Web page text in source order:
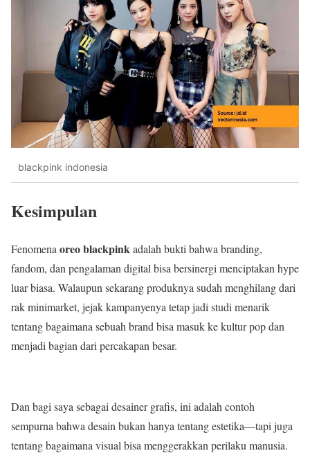
blackpink indonesia
Kesimpulan
Fenomena oreo blackpink adalah bukti bahwa branding,
fandom, dan pengalaman digital bisa bersinergi menciptakan hype
luar biasa. Walaupun sekarang produknya sudah menghilang dari
rak minimarket, jejak kampanyenya tetap jadi studi menarik
tentang bagaimana sebuah brand bisa masuk ke kultur pop dan
menjadi bagian dari percakapan besar.
Dan bagi saya sebagai desainer grafis, ini adalah contoh
sempurna bahwa desain bukan hanya tentang estetika—tapi juga
tentang bagaimana visual bisa menggerakkan perilaku manusia.